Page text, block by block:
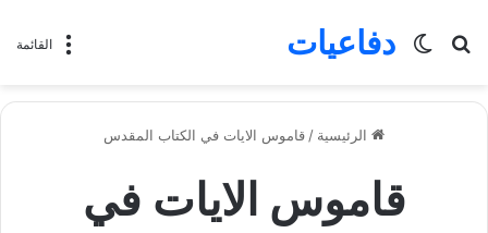
القائمة دفاعيات
بحث
الوضع
الرئيسية / قاموس الايات في الكتاب المقدس
قاموس الايات في